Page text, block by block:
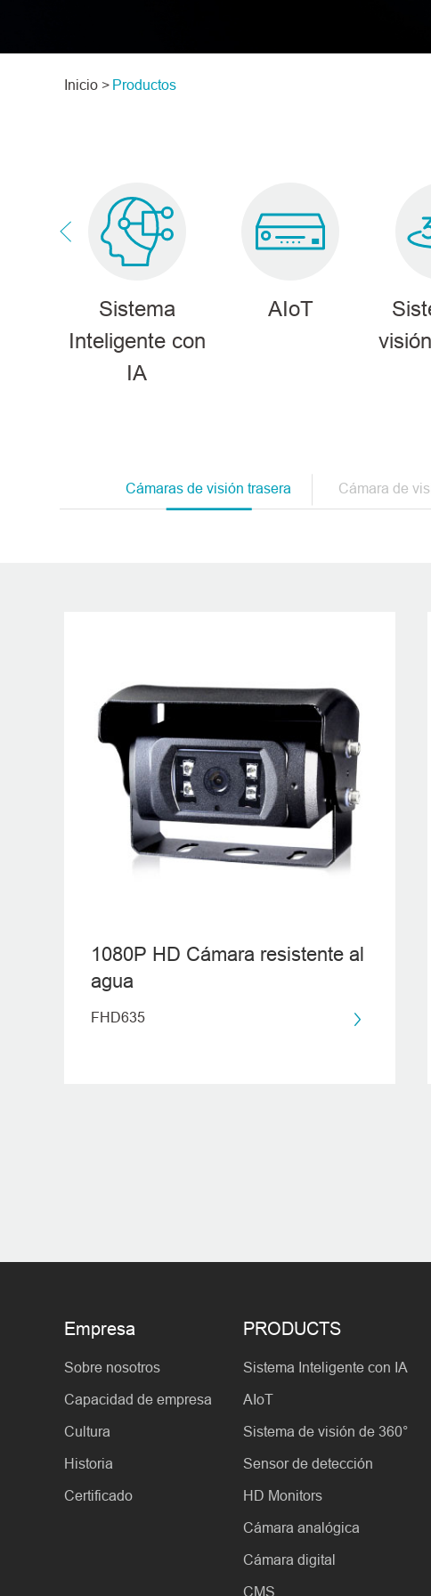
Inicio > Productos
Sistema
Inteligente con
IA
AIoT
Cámaras de visión trasera Cámara de
1080P HD Cámara resistente al
agua
FHD635
Empresa
Sobre nosotros
Capacidad de empresa
Cultura
Historia
Certificado
PRODUCTS
Sistema Inteligente con IA
AIoT
Sistema de visión de 360°
Sensor de detección
HD Monitors
Cámara analógica
Cámara digital
CMS